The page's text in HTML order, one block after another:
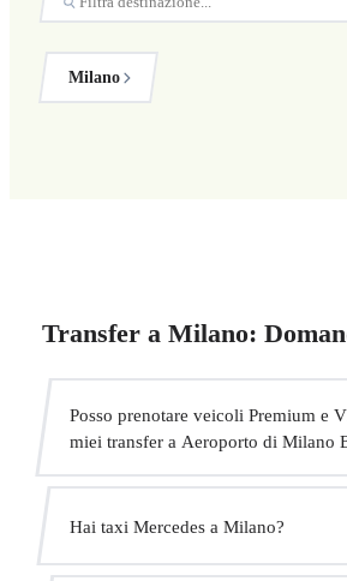
Milano
Transfer a Milano:
Posso prenotare veicoli Premium e
miei transfer a Aeroporto di Milano
Sì, abbiamo veicoli Mercedes-Benz E-
il nostro servizio VIP. Puoi selezionarli
di prenotazione.
Hai taxi Mercedes a Milano?